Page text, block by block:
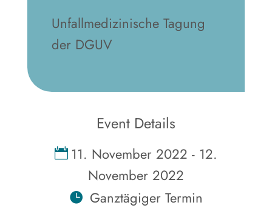
Unfallmedizinische Tagung
der DGUV
Event Details
11. November 2022 - 12.
November 2022
Ganztägiger Termin